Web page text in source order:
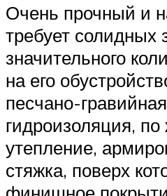
Очень прочный и
требует солидных
значительного
на его
песчано-
гидроизоляция,
утепление,
стяжка, поверх